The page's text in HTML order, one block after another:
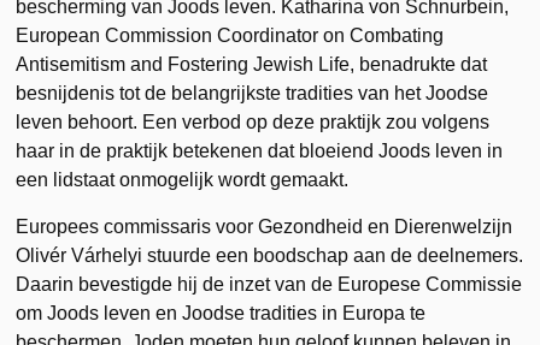
bescherming van Joods leven. Katharina von Schnurbein,
European Commission Coordinator on Combating
Antisemitism and Fostering Jewish Life, benadrukte dat
besnijdenis tot de belangrijkste tradities van het Joodse
leven behoort. Een verbod op deze praktijk zou volgens
haar in de praktijk betekenen dat bloeiend Joods leven in
een lidstaat onmogelijk wordt gemaakt.
Europees commissaris voor Gezondheid en Dierenwelzijn
Olivér Várhelyi stuurde een boodschap aan de deelnemers.
Daarin bevestigde hij de inzet van de Europese Commissie
om Joods leven en Joodse tradities in Europa te